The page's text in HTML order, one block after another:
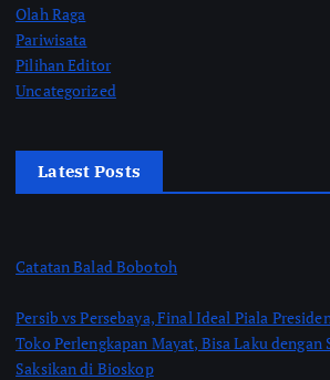
Olah Raga
Pariwisata
Pilihan Editor
Uncategorized
Latest Posts
Catatan Balad Bobotoh
Persib vs Persebaya, Final Ideal Piala
Toko Perlengkapan Mayat, Bisa Laku
Saksikan di Bioskop